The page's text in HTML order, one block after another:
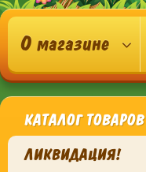
О магазине
КАТАЛОГ ТОВАРОВ
ЛИКВИДАЦИЯ!